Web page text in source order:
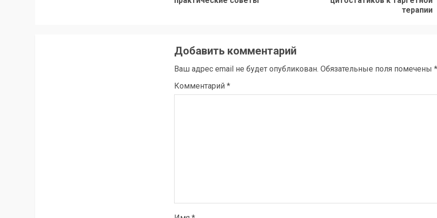
запись:
запись:
терапии
Добавить комментарий
Ваш адрес email не будет опубликован. Обязательные поля помечены *
Комментарий *